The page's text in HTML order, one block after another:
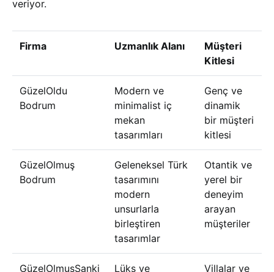
veriyor.
Firma Uzmanlık Alanı
Müşteri
Kitlesi
GüzelOldu
Bodrum
Modern ve
minimalist iç
mekan
tasarımları
Genç ve
dinamik
bir müşteri
kitlesi
GüzelOlmuş
Bodrum
Geleneksel Türk
tasarımını
modern
unsurlarla
birleştiren
tasarımlar
Otantik ve
yerel bir
deneyim
arayan
müşteriler
GüzelOlmuşSanki
Lüks ve
Villalar ve